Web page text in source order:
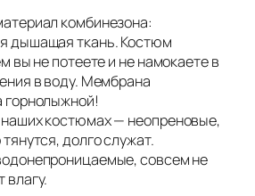
комбинезона:
дышащая ткань. Костюм
вы не потеете и не намокаете в
в воду. Мембрана
горнолыжной!
костюмах — неопреновые,
долго служат.
совсем не
влагу.